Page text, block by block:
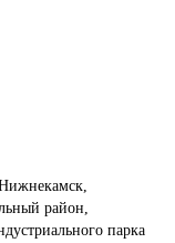
район,
парка